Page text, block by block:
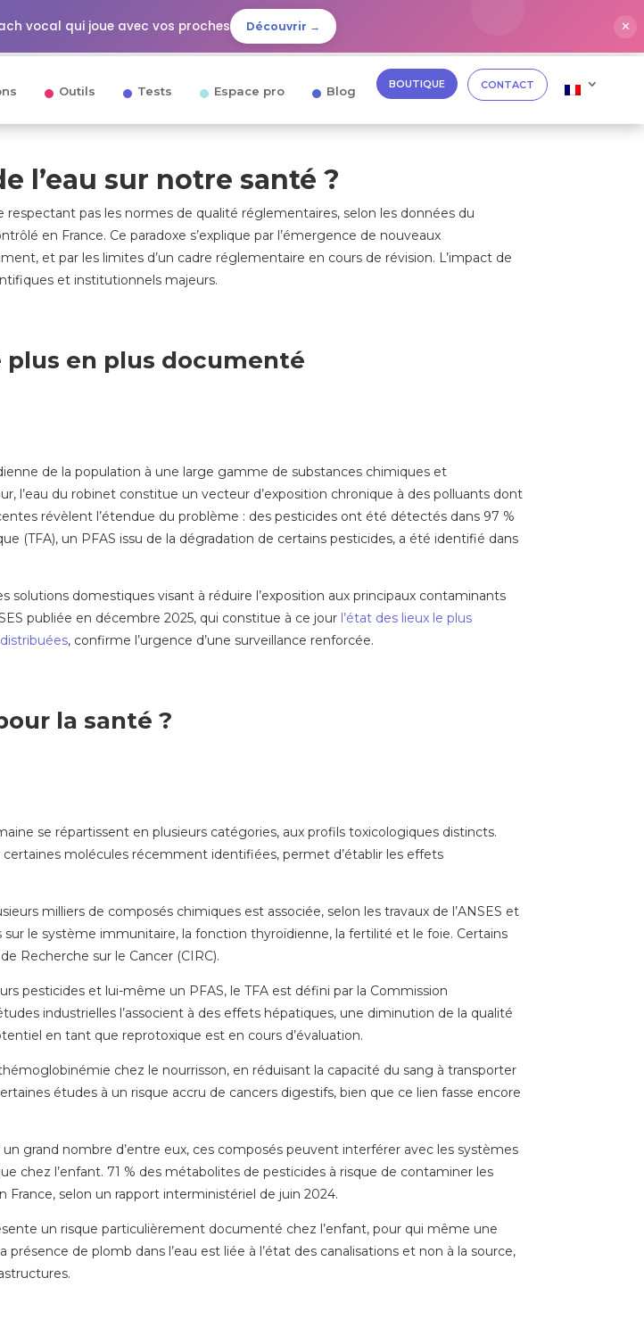
vocal qui joue avec vos proches Découvrir → ✕
Outils Tests Espace pro Blog BOUTIQUE CONTACT
l’eau sur notre santé ?
pas les normes de qualité réglementaires, selon les données du
en France. Ce paradoxe s’explique par l’émergence de nouveaux
et par les limites d’un cadre réglementaire en cours de révision. L’impact de
et institutionnels majeurs.
plus en plus documenté
de la population à une large gamme de substances chimiques et
l’eau du robinet constitue un vecteur d’exposition chronique à des polluants dont
révèlent l’étendue du problème : des pesticides ont été détectés dans 97 %
(TFA), un PFAS issu de la dégradation de certains pesticides, a été identifié dans
solutions domestiques visant à réduire l’exposition aux principaux contaminants
publiée en décembre 2025, qui constitue à ce jour l’état des lieux le plus
, confirme l’urgence d’une surveillance renforcée.
la santé ?
se répartissent en plusieurs catégories, aux profils toxicologiques distincts.
molécules récemment identifiées, permet d’établir les effets
milliers de composés chimiques est associée, selon les travaux de l’ANSES et
le système immunitaire, la fonction thyroïdienne, la fertilité et le foie. Certains
Recherche sur le Cancer (CIRC).
pesticides et lui-même un PFAS, le TFA est défini par la Commission
industrielles l’associent à des effets hépatiques, une diminution de la qualité
en tant que reprotoxique est en cours d’évaluation.
chez le nourrisson, en réduisant la capacité du sang à transporter
études à un risque accru de cancers digestifs, bien que ce lien fasse encore
grand nombre d’entre eux, ces composés peuvent interférer avec les systèmes
chez l’enfant. 71 % des métabolites de pesticides à risque de contaminer les
France, selon un rapport interministériel de juin 2024.
un risque particulièrement documenté chez l’enfant, pour qui même une
de plomb dans l’eau est liée à l’état des canalisations et non à la source,